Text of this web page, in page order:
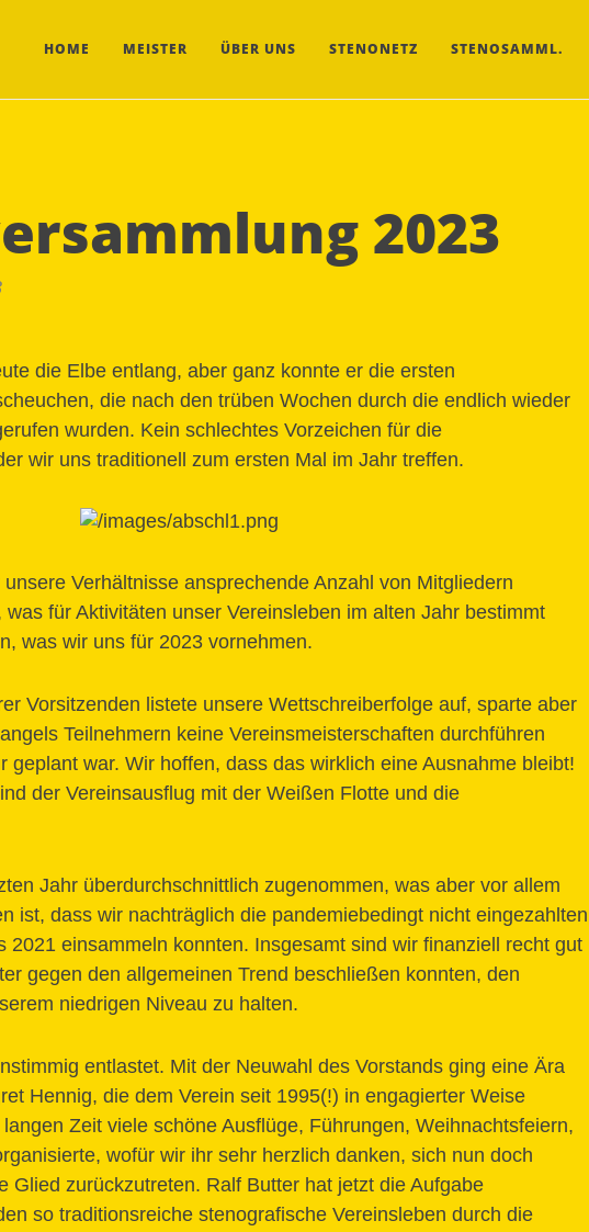
HOME MEISTER ÜBER UNS STENONETZ STENOSAMML.
2023
die Elbe entlang, aber ganz konnte er die ersten
die nach den trüben Wochen durch die endlich wieder
wurden. Kein schlechtes Vorzeichen für die
wir uns traditionell zum ersten Mal im Jahr treffen.
Verhältnisse ansprechende Anzahl von Mitgliedern
für Aktivitäten unser Vereinsleben im alten Jahr bestimmt
was wir uns für 2023 vornehmen.
Vorsitzenden listete unsere Wettschreiberfolge auf, sparte aber
Teilnehmern keine Vereinsmeisterschaften durchführen
geplant war. Wir hoffen, dass das wirklich eine Ausnahme bleibt!
der Vereinsausflug mit der Weißen Flotte und die
Jahr überdurchschnittlich zugenommen, was aber vor allem
ist, dass wir nachträglich die pandemiebedingt nicht eingezahlten
2021 einsammeln konnten. Insgesamt sind wir finanziell recht gut
gegen den allgemeinen Trend beschließen konnten, den
niedrigen Niveau zu halten.
entlastet. Mit der Neuwahl des Vorstands ging eine Ära
Hennig, die dem Verein seit 1995(!) in engagierter Weise
Zeit viele schöne Ausflüge, Führungen, Weihnachtsfeiern,
wofür wir ihr sehr herzlich danken, sich nun doch
Glied zurückzutreten. Ralf Butter hat jetzt die Aufgabe
so traditionsreiche stenografische Vereinsleben durch die